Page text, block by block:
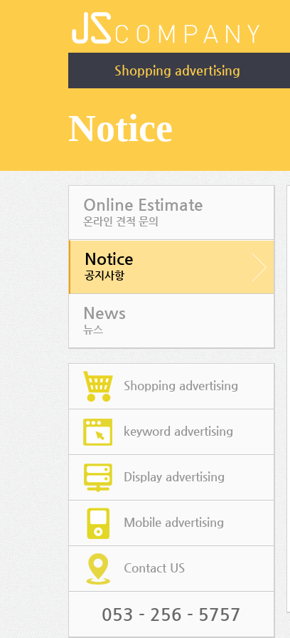
Shopping advertising
Notice
Online Estimate
온라인 견적 문의
Notice
공지사항
News
뉴스
Shopping advertising
keyword advertising
Display advertising
Mobile advertising
Contact US
053 - 256 - 5757